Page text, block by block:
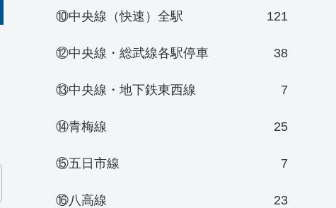
⑩中央線（快速）全駅 121
⑫中央線・総武線各駅停車 38
⑬中央線・地下鉄東西線 7
⑭青梅線 25
⑮五日市線 7
⑯八高線 23